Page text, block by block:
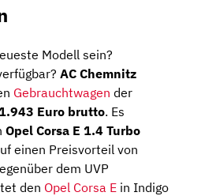
Modell sein?
AC Chemnitz
Gebrauchtwagen der
Euro brutto. Es
Opel Corsa E 1.4 Turbo
einen Preisvorteil von
dem UVP
den Opel Corsa E in Indigo